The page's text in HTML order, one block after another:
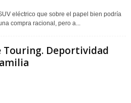
eléctrico que sobre el papel bien podría
compra racional, pero a...
Touring. Deportividad